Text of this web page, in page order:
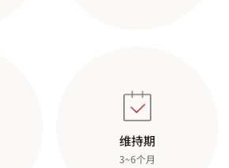
维持期
3~6个月